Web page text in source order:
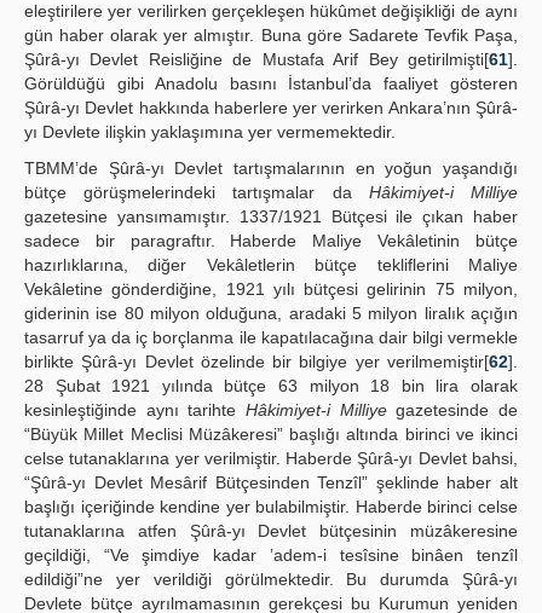
eleştirilere yer verilirken gerçekleşen hükûmet değişikliği de aynı
gün haber olarak yer almıştır. Buna göre Sadarete Tevfik Paşa,
Şûrâ-yı Devlet Reisliğine de Mustafa Arif Bey getirilmişti[61].
Görüldüğü gibi Anadolu basını İstanbul’da faaliyet gösteren
Şûrâ-yı Devlet hakkında haberlere yer verirken Ankara’nın Şûrâ-
yı Devlete ilişkin yaklaşımına yer vermemektedir.
TBMM’de Şûrâ-yı Devlet tartışmalarının en yoğun yaşandığı
bütçe görüşmelerindeki tartışmalar da Hâkimiyet-i Milliye
gazetesine yansımamıştır. 1337/1921 Bütçesi ile çıkan haber
sadece bir paragraftır. Haberde Maliye Vekâletinin bütçe
hazırlıklarına, diğer Vekâletlerin bütçe tekliflerini Maliye
Vekâletine gönderdiğine, 1921 yılı bütçesi gelirinin 75 milyon,
giderinin ise 80 milyon olduğuna, aradaki 5 milyon liralık açığın
tasarruf ya da iç borçlanma ile kapatılacağına dair bilgi vermekle
birlikte Şûrâ-yı Devlet özelinde bir bilgiye yer verilmemiştir[62].
28 Şubat 1921 yılında bütçe 63 milyon 18 bin lira olarak
kesinleştiğinde aynı tarihte Hâkimiyet-i Milliyegazetesinde de
“Büyük Millet Meclisi Müzâkeresi” başlığı altında birinci ve ikinci
celse tutanaklarına yer verilmiştir. Haberde Şûrâ-yı Devlet bahsi,
“Şûrâ-yı Devlet Mesârif Bütçesinden Tenzîl” şeklinde haber alt
başlığı içeriğinde kendine yer bulabilmiştir. Haberde birinci celse
tutanaklarına atfen Şûrâ-yı Devlet bütçesinin müzâkeresine
geçildiği, “Ve şimdiye kadar ’adem-i tesîsine binâen tenzîl
edildiği”ne yer verildiği görülmektedir. Bu durumda Şûrâ-yı
Devlete bütçe ayrılmamasının gerekçesi bu Kurumun yeniden